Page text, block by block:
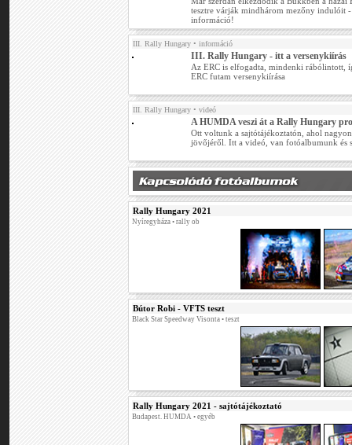
tesztre várják mindhárom mezőny indulóit
információ!
III. Rally Hungary • információ
III. Rally Hungary - itt a versenykiírás
Az ERC is elfogadta, mindenki rábólintott,
ERC futam versenykiírása
III. Rally Hungary • videó
A HUMDA veszi át a Rally Hungary
Ott voltunk a sajtótájékoztatón, ahol
jövőjéről. Itt a videó, van fotóalbumunk és
Rally Hungary 2021
Nyíregyháza • rally ob
Bútor Robi - VFTS teszt
Black Star Speedway Visonta • teszt
Rally Hungary 2021 - sajtótájékoztató
Budapest. HUMDA • egyéb